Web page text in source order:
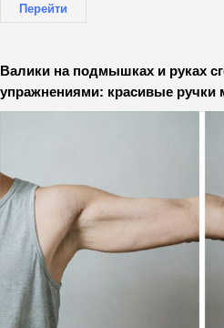
Перейти
Валики на подмышках и руках
упражнениями: красивые ручки